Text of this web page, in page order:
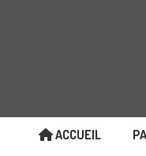
ACCUEIL